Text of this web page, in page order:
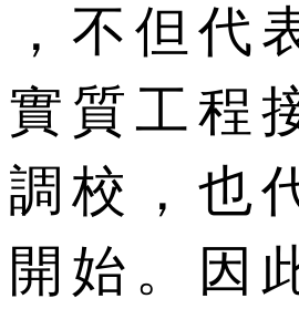
不但代
質工程
校，也
始。因